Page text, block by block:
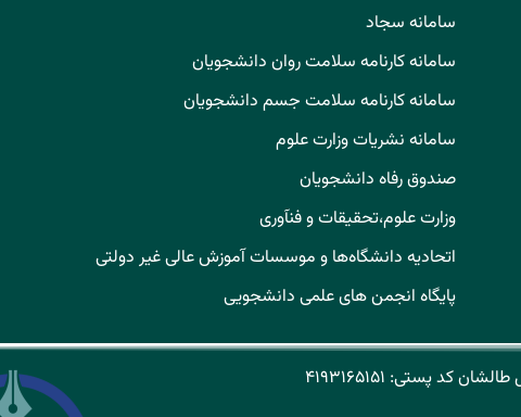
سامانه سجاد
سامانه کارنامه سلامت روان دانشجویان
سامانه کارنامه سلامت جسم دانشجویان
سامانه نشریات وزارت علوم
صندوق رفاه دانشجویان
وزارت علوم،تحقیقات و فنآوری
اتحادیه دانشگاه‌ها و موسسات آموزش عالی غیر دولتی
پایگاه انجمن های علمی دانشجویی